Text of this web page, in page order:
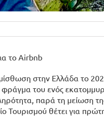
το Airbnb
στην Ελλάδα το
του ενός
παρά τη μείωση
θέτει για